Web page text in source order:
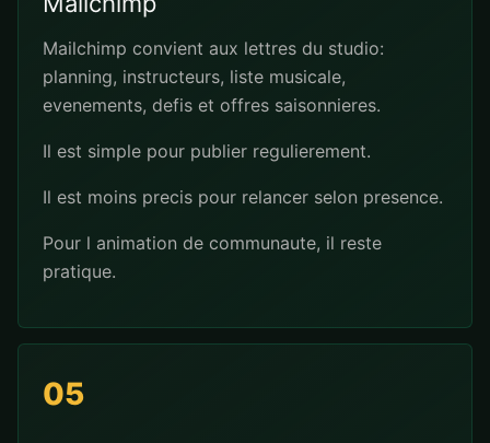
Mailchimp convient aux lettres du studio:
planning, instructeurs, liste musicale,
evenements, defis et offres saisonnieres.
Il est simple pour publier regulierement.
Il est moins precis pour relancer selon presence.
Pour l animation de communaute, il reste
pratique.
05